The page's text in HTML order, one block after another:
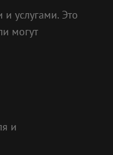
услугами. Это
могут
и